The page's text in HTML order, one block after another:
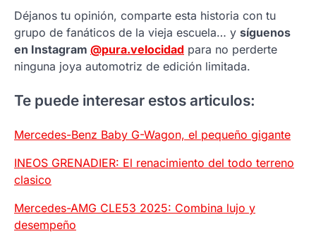
Déjanos tu opinión, comparte esta historia con tu
grupo de fanáticos de la vieja escuela… y síguenos
en Instagram @pura.velocidad para no perderte
ninguna joya automotriz de edición limitada.
Te puede interesar estos articulos:
Mercedes-Benz Baby G-Wagon, el pequeño gigante
INEOS GRENADIER: El renacimiento del todo terreno
clasico
Mercedes-AMG CLE53 2025: Combina lujo y
desempeño